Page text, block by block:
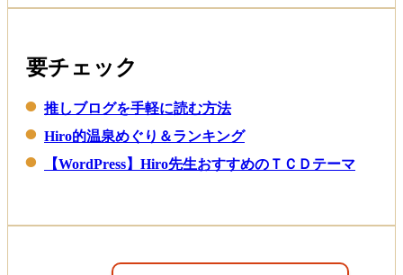
要チェック
推しブログを手軽に読む方法
Hiro的温泉めぐり＆ランキング
【WordPress】Hiro先生おすすめのＴＣＤテーマ